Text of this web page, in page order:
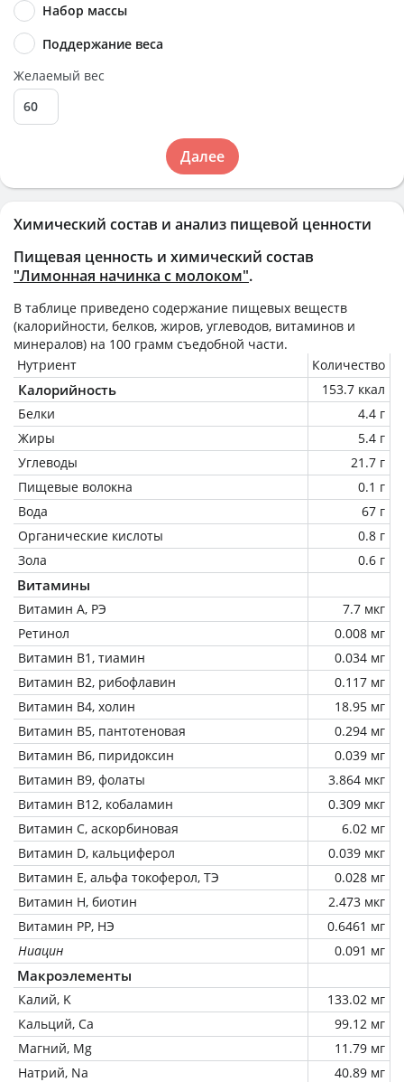
Химический состав и анализ пищевой ценности
Пищевая ценность и химический состав
"Лимонная начинка с молоком".
В таблице приведено содержание пищевых веществ
(калорийности, белков, жиров, углеводов, витаминов и
минералов) на 100 грамм съедобной части.
Нутриент
Количество
Калорийность
153.7 ккал
Белки
4.4 г
Жиры
5.4 г
Углеводы
21.7 г
Пищевые волокна
0.1 г
Вода
67 г
Органические кислоты
0.8 г
Зола
0.6 г
Витамины
Витамин А, РЭ
7.7 мкг
Ретинол
0.008 мг
Витамин В1, тиамин
0.034 мг
Витамин В2, рибофлавин
0.117 мг
Витамин В4, холин
18.95 мг
Витамин В5, пантотеновая
0.294 мг
Витамин В6, пиридоксин
0.039 мг
Витамин В9, фолаты
3.864 мкг
Витамин В12, кобаламин
0.309 мкг
Витамин C, аскорбиновая
6.02 мг
Витамин D, кальциферол
0.039 мкг
Витамин Е, альфа токоферол, ТЭ
0.028 мг
Витамин Н, биотин
2.473 мкг
Витамин РР, НЭ
0.6461 мг
Ниацин
0.091 мг
Макроэлементы
Калий, K
133.02 мг
Кальций, Ca
99.12 мг
Магний, Mg
11.79 мг
Натрий, Na
40.89 мг
Набор массы
Поддержание веса
Желаемый вес
Далее